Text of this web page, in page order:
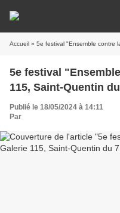
Accueil » 5e festival "Ensemble contre la
5e festival
115, Saint-Quentin
Publié le 18/05/2024 à 14:11
Par